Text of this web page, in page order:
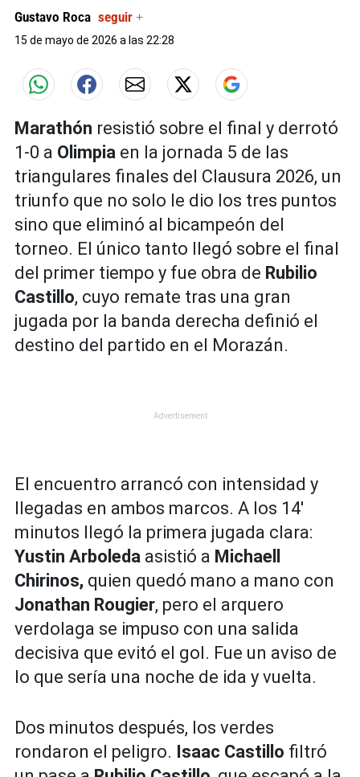
seconds
Gustavo Roca seguir +
15 de mayo de 2026 a las 22:28
Marathón resistió sobre el final y derrotó
1-0 a Olimpia en la jornada 5 de las
triangulares finales del Clausura 2026, un
triunfo que no solo le dio los tres puntos
sino que eliminó al bicampeón del
torneo. El único tanto llegó sobre el final
del primer tiempo y fue obra de Rubilio
Castillo, cuyo remate tras una gran
jugada por la banda derecha definió el
destino del partido en el Morazán.
El encuentro arrancó con intensidad y
llegadas en ambos marcos. A los 14'
minutos llegó la primera jugada clara:
Yustin Arboleda asistió a Michaell
Chirinos, quien quedó mano a mano con
Jonathan Rougier, pero el arquero
verdolaga se impuso con una salida
decisiva que evitó el gol. Fue un aviso de
lo que sería una noche de ida y vuelta.
Dos minutos después, los verdes
rondaron el peligro. Isaac Castillo filtró